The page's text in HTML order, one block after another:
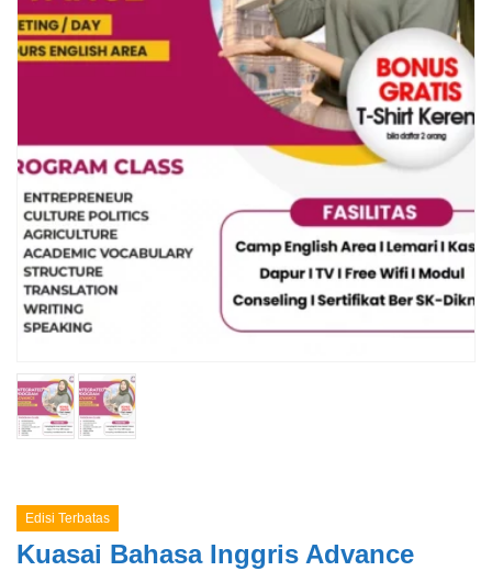
Edisi Terbatas
Kuasai Bahasa Inggris Advance